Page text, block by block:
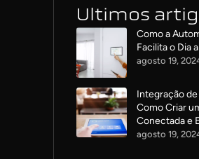
Ultimos
Como a
Facilita o Dia
agosto 19,
Integração
Como Criar
Conectada e
agosto 19,